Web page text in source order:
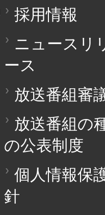
採用情報
ニュースリ
ース
放送番組審
放送番組の
の公表制度
個人情報保
針